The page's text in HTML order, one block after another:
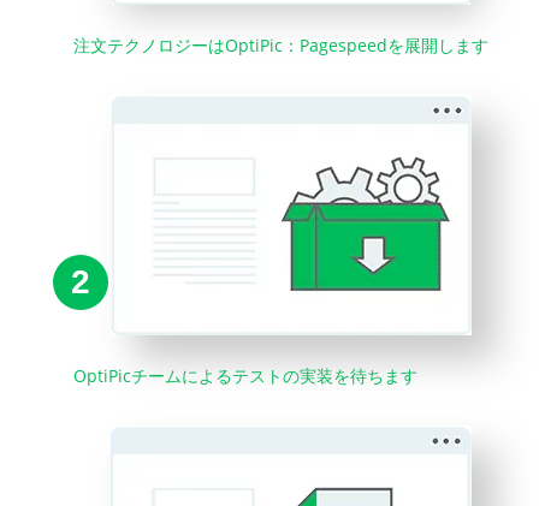
注文テクノロジーはOptiPic：Pagespeedを展開します
2
OptiPicチームによるテストの実装を待ちます